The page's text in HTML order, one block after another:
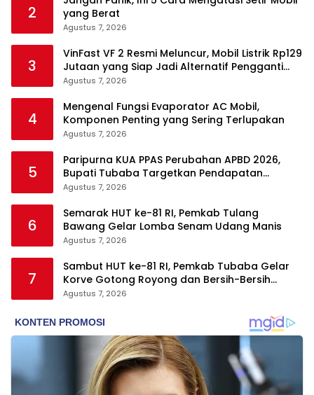
2
yang Berat
Agustus 7, 2026
3
VinFast VF 2 Resmi Meluncur, Mobil Listrik Rp129
Jutaan yang Siap Jadi Alternatif Pengganti
Motor
Agustus 7, 2026
4
Mengenal Fungsi Evaporator AC Mobil,
Komponen Penting yang Sering Terlupakan
Agustus 7, 2026
5
Paripurna KUA PPAS Perubahan APBD 2026,
Bupati Tubaba Targetkan Pendapatan
Daerah Rp820,3 Miliar
Agustus 7, 2026
6
Semarak HUT ke-81 RI, Pemkab Tulang
Bawang Gelar Lomba Senam Udang Manis
Agustus 7, 2026
7
Sambut HUT ke-81 RI, Pemkab Tubaba Gelar
Korve Gotong Royong dan Bersih-Bersih
Serentak
Agustus 7, 2026